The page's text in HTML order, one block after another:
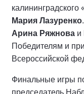
Мария Лазуренко
Арина Ряжнова и
Победителям и
Всероссийской
Финальные игры
председатель